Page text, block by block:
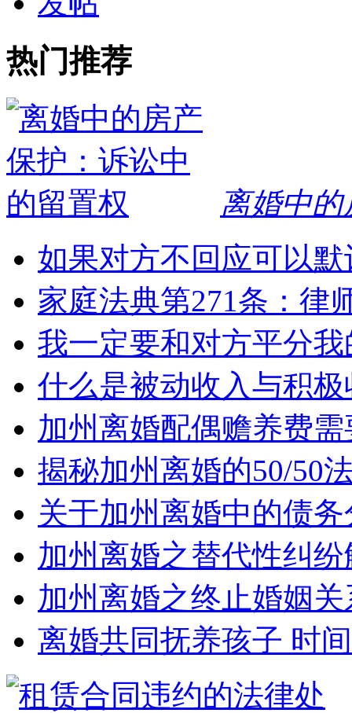
热门推荐
离婚中
如果对方不回应可以
家庭法典第271条：律
我一定要和对方平分
什么是被动收入与积
加州离婚配偶赡养费
揭秘加州离婚的50/50
关于加州离婚中的债
加州离婚之替代性纠
加州离婚之终止婚姻关
离婚共同抚养孩子 时